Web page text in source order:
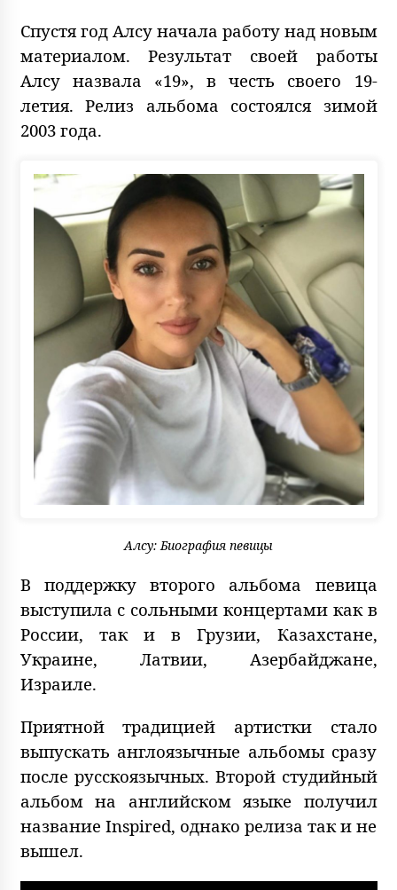
Спустя год Алсу начала работу над новым
материалом. Результат своей работы
Алсу назвала «19», в честь своего 19-
летия. Релиз альбома состоялся зимой
2003 года.
Алсу: Биография певицы
В поддержку второго альбома певица
выступила с сольными концертами как в
России, так и в Грузии, Казахстане,
Украине, Латвии, Азербайджане,
Израиле.
Приятной традицией артистки стало
выпускать англоязычные альбомы сразу
после русскоязычных. Второй студийный
альбом на английском языке получил
название Inspired, однако релиза так и не
вышел.